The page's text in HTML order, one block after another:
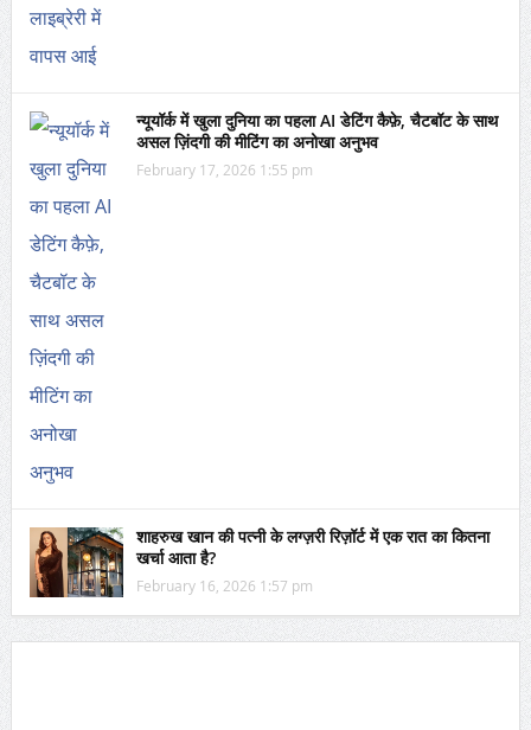
न्यूयॉर्क में खुला दुनिया का पहला AI डेटिंग कैफ़े, चैटबॉट के साथ
असल ज़िंदगी की मीटिंग का अनोखा अनुभव
February 17, 2026 1:55 pm
शाहरुख खान की पत्नी के लग्ज़री रिज़ॉर्ट में एक रात का कितना
खर्चा आता है?
February 16, 2026 1:57 pm